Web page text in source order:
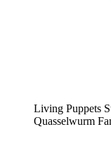
Living Puppets
Quasselwurm